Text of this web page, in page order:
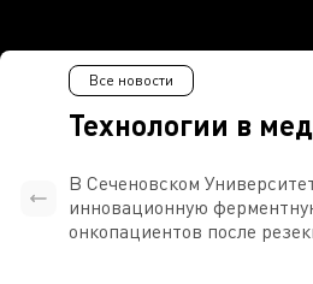
Технологии в
Все новости
В Сеченовском
инновационную
онкопациентов после